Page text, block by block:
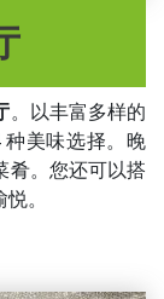
。以丰富多样的
美味选择。晚
肴。您还可以搭
。